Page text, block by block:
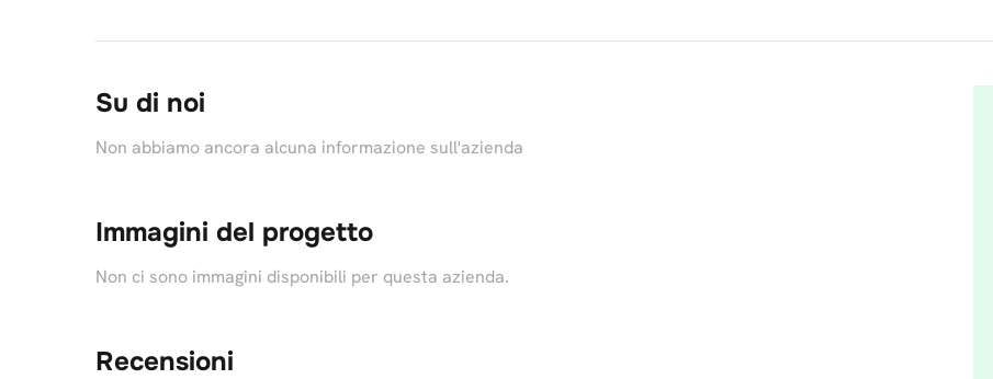
Su di noi
Non abbiamo ancora alcuna informazione sull'azienda
Immagini del progetto
Non ci sono immagini disponibili per questa azienda.
Recensioni